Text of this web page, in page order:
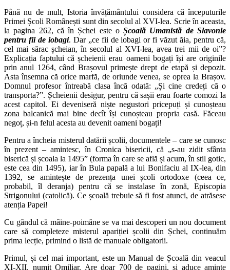
Până nu de mult, Istoria învățământului considera că începuturile
Primei Școli Românești sunt din secolul al XVI-lea. Scrie în aceasta,
la pagina 262, că în Șchei este oȘcoală Umanistă de Slavonie
pentru fii de iobagi. Dar „ce fii de iobagi or fi văzut ăia, pentru că,
cel mai sărac șcheian, în secolul al XVI-lea, avea trei mii de oi”?
Explicația faptului că șcheienii erau oameni bogați își are originile
prin anul 1264, când Brașovul primește drept de etapă și depozit.
Asta însemna că orice marfă, de oriunde venea, se oprea la Brașov.
Domnul profesor întreabă clasa încă odată: „Și cine credeți că o
transporta?”. Șcheienii desigur, pentru că sașii erau foarte comozi la
acest capitol. Ei deveniseră niște negustori pricepuți și cunoșteau
zona balcanică mai bine decît își cunoșteau propria casă. Făceau
negoț, și-n felul acesta au devenit oameni bogați!
Pentru a încheia misterul datării școlii, documentele – care se cunosc
în prezent – amintesc, în Cronica bisericii, că „s-au zidit sfânta
biserică și școala la 1495” (forma în care se află și acum, în stil gotic,
este cea din 1495), iar în Bula papală a lui Bonifaciu al IX-lea, din
1392, se amintește de prezența unei școli ortodoxe (ceea ce,
probabil, îl deranja) pentru că se instalase în zonă, Episcopia
Strigonului (catolică). Ce școală trebuie să fi fost atunci, de atrăsese
atenția Papei!
Cu gândul că mâine-poimâne se va mai descoperi un nou document
care să completeze misterul apariției școlii din Șchei, continuăm
prima lecție, primind o listă de manuale obligatorii.
Primul, și cel mai important, este un Manual de Școală din veacul
XI-XII, numit Omiliar. Are doar 700 de pagini, și aduce aminte